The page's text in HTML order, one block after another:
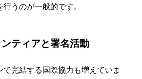
うのが一般的です。
ティアと署名活動
完結する国際協力も増えていま